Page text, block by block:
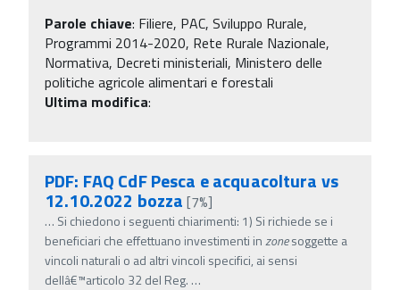
Parole chiave: Filiere, PAC, Sviluppo Rurale,
Programmi 2014-2020, Rete Rurale Nazionale,
Normativa, Decreti ministeriali, Ministero delle
politiche agricole alimentari e forestali
Ultima modifica:
PDF: FAQ CdF Pesca e acquacoltura vs
12.10.2022 bozza[7%]
… Si chiedono i seguenti chiarimenti: 1) Si richiede se i
beneficiari che effettuano investimenti inzonesoggette a
vincoli naturali o ad altri vincoli specifici, ai sensi
dellâ€™articolo 32 del Reg. …